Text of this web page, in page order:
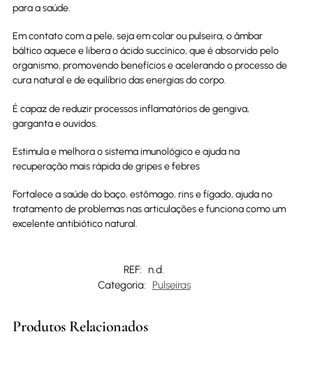
para a saúde.
Em contato com a pele, seja em colar ou pulseira, o âmbar
báltico aquece e libera o ácido succínico, que é absorvido pelo
organismo, promovendo benefícios e acelerando o processo de
cura natural e de equilíbrio das energias do corpo.
É capaz de reduzir processos inflamatórios de gengiva,
garganta e ouvidos.
Estimula e melhora o sistema imunológico e ajuda na
recuperação mais rápida de gripes e febres
Fortalece a saúde do baço, estômago, rins e fígado, ajuda no
tratamento de problemas nas articulações e funciona como um
excelente antibiótico natural.
REF:
n.d.
Categoria:
Pulseiras
Produtos Relacionados